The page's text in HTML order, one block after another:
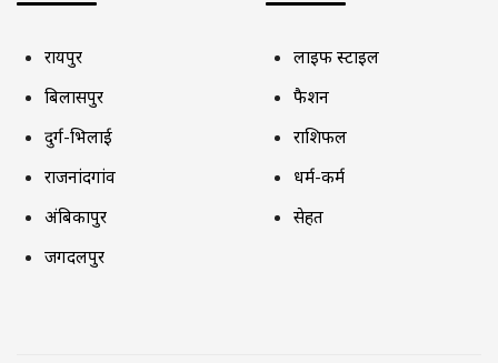
रायपुर
बिलासपुर
दुर्ग-भिलाई
राजनांदगांव
अंबिकापुर
जगदलपुर
लाइफ स्टाइल
फैशन
राशिफल
धर्म-कर्म
सेहत